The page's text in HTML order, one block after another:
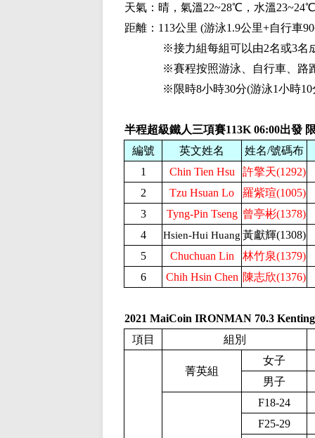
天氣：晴，氣溫22~28℃，水溫
距離：113公里 (游泳1.9公里+自行車
※接力組每組可以由2名或3名
※賽程按照游泳、自行車、路
※限時8小時30分(游泳1小時
半程超級鐵人三項賽113K 06:00出發
編號
英文姓名 姓名/號碼布
1
Chin Tien Hsu 許擎天(1292)
2
Tzu Hsuan Lo 羅紫瑄(1005)
3
Tyng-Pin Tseng 曾亭彬(1378)
4
Hsien-Hui Huang 黃獻輝(1308)
5
Chuchuan Lin 林竹泉(1379)
6
Chih Hsin Chen 陳志欣(1376)
2021 MaiCoin IRONMAN 70.3
項目
組別
菁英組
女子
男子
F18-24
F25-29